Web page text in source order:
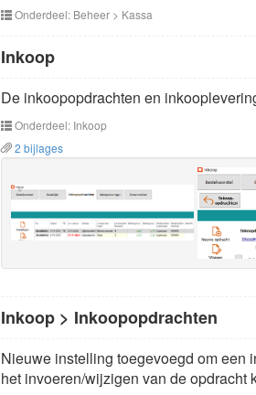
Onderdeel: Beheer > Kassa
Inkoop
De inkoopopdrachten en
Onderdeel: Inkoop
2 bijlages
Inkoop > Inkoopopdrachten
Nieuwe instelling toegevoegd om een
het invoeren/wijzigen van de opdracht